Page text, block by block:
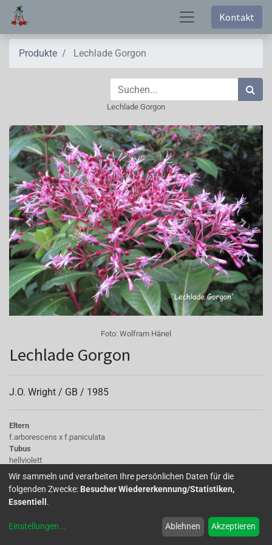
Kontakt
Produkte Lechlade Gorgon
Lechlade Gorgon
Foto: Wolfram Hänel
Lechlade Gorgon
J.O. Wright / GB / 1985
Eltern
f.arborescens x f.paniculata
Tubus
hellviolett
Sepalen
hellviolett
Korolle/Petalen
hellviolett
einfach, klein
Wir sammeln und verarbeiten Ihre persönlichen Daten für die
folgenden Zwecke: Besucher Wiedererkennung/Statistiken,
Essentiell .
Einstellungen... Ablehnen Akzeptieren